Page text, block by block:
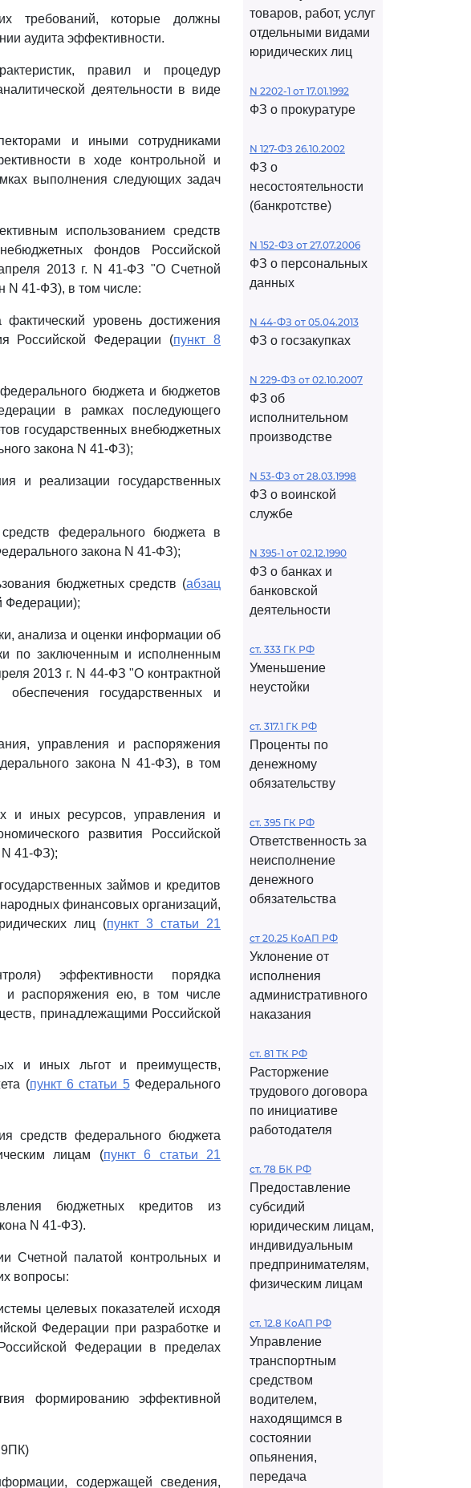
требований, которые должны
аудита эффективности.
правил и процедур
деятельности в виде
и иными сотрудниками
в ходе контрольной и
выполнения следующих задач
использованием средств
фондов Российской
2013 г. N 41-ФЗ "О Счетной
N 41-ФЗ), в том числе:
уровень достижения
Российской Федерации (пункт 8
бюджета и бюджетов
в рамках последующего
государственных внебюджетных
закона N 41-ФЗ);
и реализации государственных
федерального бюджета в
закона N 41-ФЗ);
бюджетных средств (абзац
Федерации);
анализа и оценки информации об
по заключенным и исполненным
2013 г. N 44-ФЗ "О контрактной
государственных и
управления и распоряжения
закона N 41-ФЗ), в том
и иных ресурсов, управления и
развития Российской
N 41-ФЗ);
займов и кредитов
финансовых организаций,
лиц (пункт 3 статьи 21
эффективности порядка
и распоряжения ею, в том числе
принадлежащими Российской
и иных льгот и преимуществ,
(пункт 6 статьи 5Федерального
средств федерального бюджета
лицам (пункт 6 статьи 21
бюджетных кредитов из
N 41-ФЗ).
Счетной палатой контрольных и
вопросы:
целевых показателей исходя
Федерации при разработке и
Федерации в пределах
формированию эффективной
9ПК)
содержащей сведения,
товаров, работ, услуг
отдельными видами
юридических лиц
N 2202-1 от 17.01.1992
ФЗ о прокуратуре
N 127-ФЗ 26.10.2002
ФЗ о
несостоятельности
(банкротстве)
N 152-ФЗ от 27.07.2006
ФЗ о персональных
данных
N 44-ФЗ от 05.04.2013
ФЗ о госзакупках
N 229-ФЗ от 02.10.2007
ФЗ об
исполнительном
производстве
N 53-ФЗ от 28.03.1998
ФЗ о воинской
службе
N 395-1 от 02.12.1990
ФЗ о банках и
банковской
деятельности
ст. 333 ГК РФ
Уменьшение
неустойки
ст. 317.1 ГК РФ
Проценты по
денежному
обязательству
ст. 395 ГК РФ
Ответственность за
неисполнение
денежного
обязательства
ст 20.25 КоАП РФ
Уклонение от
исполнения
административного
наказания
ст. 81 ТК РФ
Расторжение
трудового договора
по инициативе
работодателя
ст. 78 БК РФ
Предоставление
субсидий
юридическим лицам,
индивидуальным
предпринимателям,
физическим лицам
ст. 12.8 КоАП РФ
Управление
транспортным
средством
водителем,
находящимся в
состоянии
опьянения,
передача